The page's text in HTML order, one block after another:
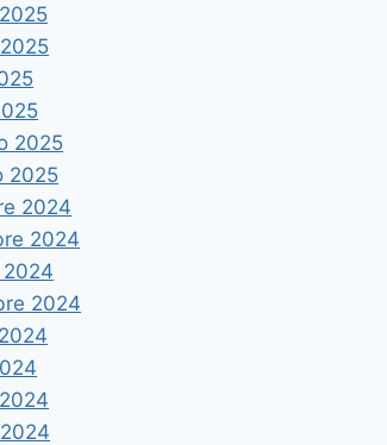
2025
2025
2024
2024
2024